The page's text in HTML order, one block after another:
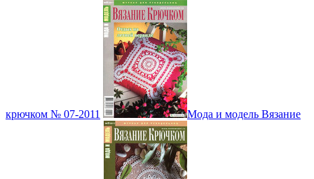
крючком № 07-2011 Мода и модель Вязание